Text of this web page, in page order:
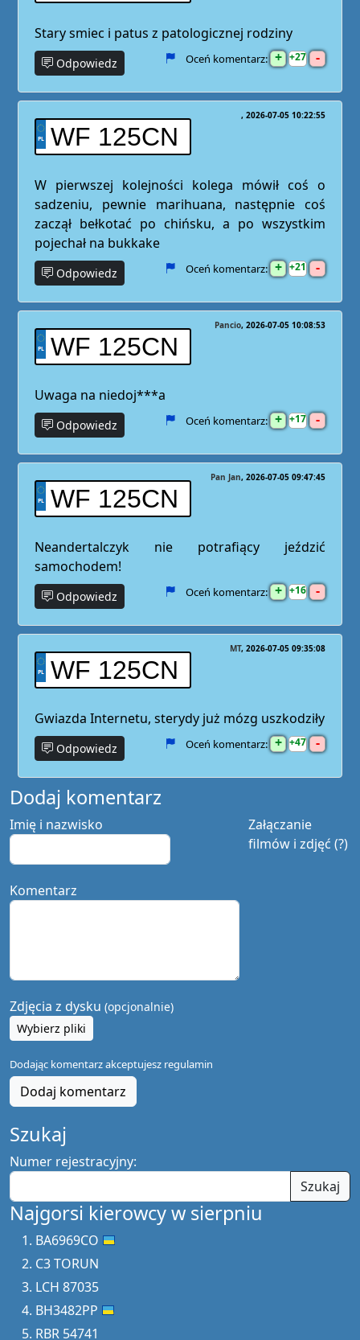
Stary smiec i patus z patologicznej rodziny
Odpowiedz Oceń komentarz: + 27 -
WF 125CN
2026-07-05 10:22:55
W pierwszej kolejności kolega mówił coś o
sadzeniu, pewnie marihuana, następnie coś
zaczął bełkotać po chińsku, a po wszystkim
pojechał na bukkake
Odpowiedz Oceń komentarz: + 21 -
WF 125CN
Pancio 2026-07-05 10:08:53
Uwaga na niedoj***a
Odpowiedz Oceń komentarz: + 17 -
WF 125CN
Pan Jan 2026-07-05 09:47:45
Neandertalczyk nie potrafiący jeździć
samochodem!
Odpowiedz Oceń komentarz: + 16 -
WF 125CN
MT 2026-07-05 09:35:08
Gwiazda Internetu, sterydy już mózg uszkodziły
Odpowiedz Oceń komentarz: + 47 -
Dodaj komentarz
Załączanie
filmów i zdjęć (?)
Imię i nazwisko
Komentarz
Zdjęcia z dysku (opcjonalnie)
Wybierz pliki
Dodając komentarz akceptujesz regulamin
Dodaj komentarz
Szukaj
Numer rejestracyjny:
Szukaj
Najgorsi kierowcy w sierpniu
BA6969CO
C3 TORUN
LCH 87035
BH3482PP
RBR 54741